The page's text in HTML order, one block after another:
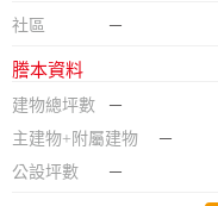
社區 －
謄本資料
建物總坪數
－
主建物+附屬建物
－
公設坪數
－